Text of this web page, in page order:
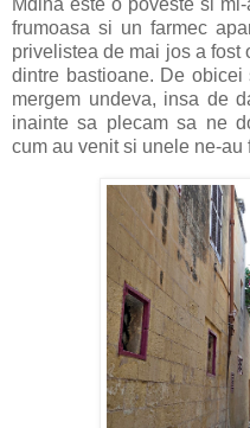
Mdina este o poveste si
frumoasa si un farmec
privelistea de mai jos a fost
dintre bastioane. De
mergem undeva, insa de
inainte sa plecam sa ne
cum au venit si unele ne-au